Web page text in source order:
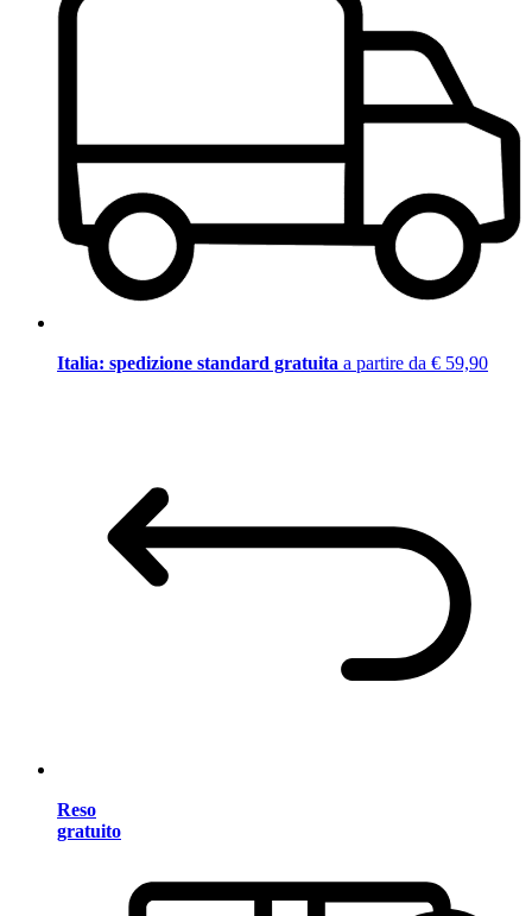
Italia: spedizione standard gratuita a partire da € 59,90
Reso
gratuito